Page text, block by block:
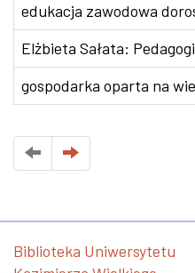
edukacja zawodowa
Elżbieta Sałata:
gospodarka oparta na
Biblioteka Uniwersytetu